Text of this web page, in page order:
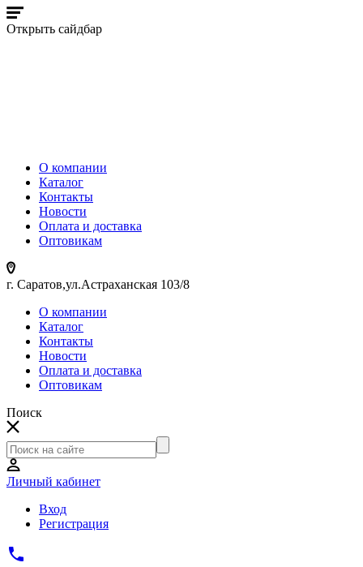
Открыть сайдбар
О компании
Каталог
Контакты
Новости
Оплата и доставка
Оптовикам
г. Саратов,ул.Астраханская 103/8
О компании
Каталог
Контакты
Новости
Оплата и доставка
Оптовикам
Поиск
Личный кабинет
Вход
Регистрация
phone